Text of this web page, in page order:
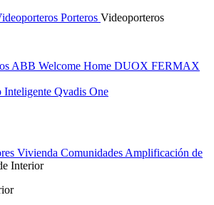
Porteros Videoporteros
ABB Welcome Home DUOX FERMAX
Inteligente Qvadis One
Vivienda Comunidades Amplificación de
Interior